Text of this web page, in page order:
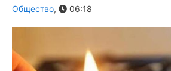
Общество, 06:18